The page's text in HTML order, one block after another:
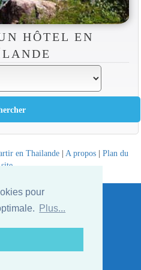
pour
Plus...
HÔTEL EN
en Thailande | A propos | Plan du
site